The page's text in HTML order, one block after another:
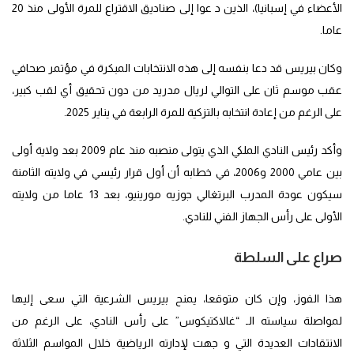
الأعضاء في إسبانيا)، الذين د عوا إلى صناديق الاقتراع للمرة الأولى منذ 20
عاما.
وكان بيريس قد دعا بنفسه إلى هذه الانتخابات المبكرة في مؤتمر صحافي
عقب موسم ثان على التوالي لريال مدريد من دون تحقيق أي لقب كبير،
على الرغم من إعادة انتخابه بالتزكية للمرة الرابعة في يناير 2025.
وأكد رئيس النادي الملكي الذي يتولى منصبه منذ عام 2009 بعد ولاية أولى
بين عامي 2000 و2006، في خطابه أن أول قرار رئيسي في ولايته الثامنة
سيكون عودة المدرب البرتغالي جوزيه مورينيو، بعد 13 عاما من ولايته
الأولى على رأس الجهاز الفني للنادي.
صراع على السلطة
هذا الفوز، وإن كان متوقعا، يمنح بيريس الشرعية التي سعى إليها
لمواصلة سياسته الـ “غالاكتيكوس” على رأس النادي، على الرغم من
الانتقادات العديدة التي و جهت لإدارته الرياضية خلال المواسم الثلاثة